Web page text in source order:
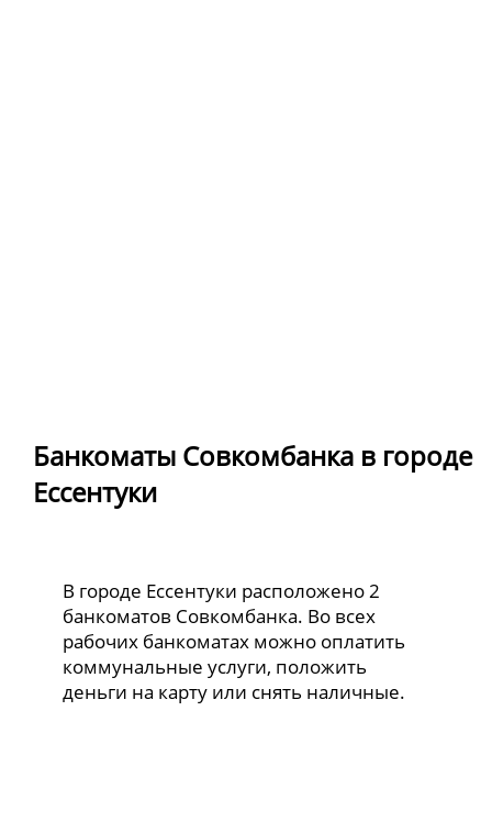
Банкоматы Совкомбанка в городе
Ессентуки
В городе Ессентуки расположено 2
банкоматов Совкомбанка. Во всех
рабочих банкоматах можно оплатить
коммунальные услуги, положить
деньги на карту или снять наличные.